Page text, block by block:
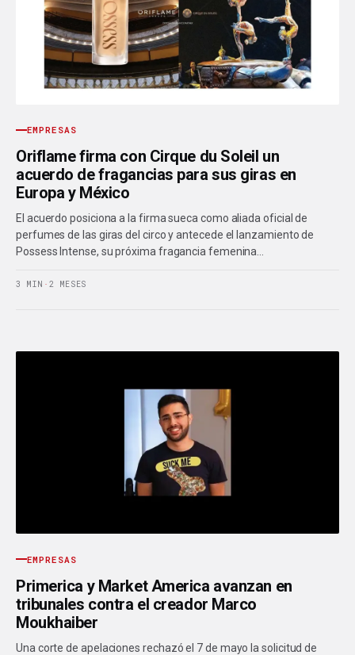
EMPRESAS
Oriflame firma con Cirque du Soleil un
acuerdo de fragancias para sus giras en
Europa y México
El acuerdo posiciona a la firma sueca como aliada oficial de
perfumes de las giras del circo y antecede el lanzamiento de
Possess Intense, su próxima fragancia femenina…
3 MIN · 2 MESES
EMPRESAS
Primerica y Market America avanzan en
tribunales contra el creador Marco
Moukhaiber
Una corte de apelaciones rechazó el 7 de mayo la solicitud de